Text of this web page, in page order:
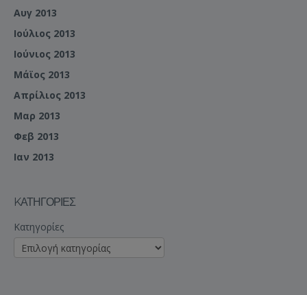
Αυγ 2013
Ιούλιος 2013
Ιούνιος 2013
Μάϊος 2013
Απρίλιος 2013
Μαρ 2013
Φεβ 2013
Ιαν 2013
KΑΤΗΓΟΡΊΕΣ
Kατηγορίες